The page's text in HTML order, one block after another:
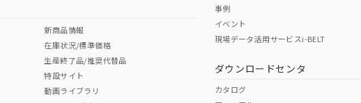
Cr(VI)
新商品情報
在庫状況/標準価格
生産終了品/推奨代替品
特設サイト
動画ライブラリ
事例
イベント
現場データ活用サービスi-BELT
ダウンロードセンタ
カタログ